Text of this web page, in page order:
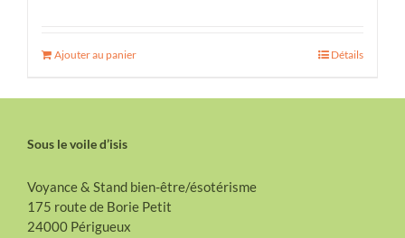
Ajouter au panier Détails
Sous le voile d’isis
Voyance & Stand bien-être/ésotérisme
175 route de Borie Petit
24000 Périgueux